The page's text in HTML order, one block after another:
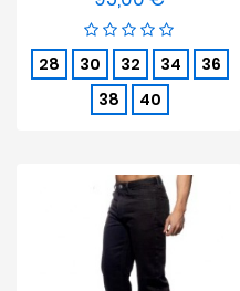
28 30 32 34
36
38
40